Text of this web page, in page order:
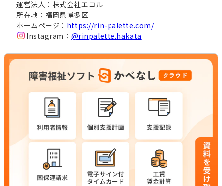
運営法人：株式会社エコル
所在地：福岡県博多区
ホームページ： https://rin-palette.com/
Instagram： @rinpalette.hakata